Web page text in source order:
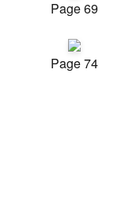
Page 69
Page 74